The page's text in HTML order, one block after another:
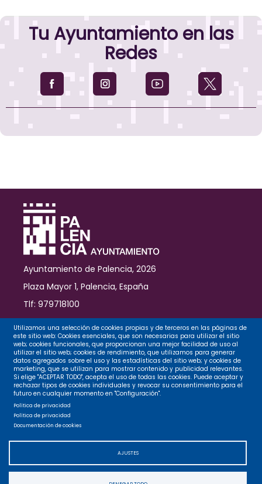
Tu Ayuntamiento en las
Redes
Ayuntamiento de Palencia, 2026
Plaza Mayor 1, Palencia, España
Tlf: 979718100
Contacto
Legal
Privacidad
Accesibilidad
Utilizamos una selección de cookies propias y de terceros en las páginas de
este sitio web: Cookies esenciales, que son necesarias para utilizar el sitio
web; cookies funcionales, que proporcionan una mejor facilidad de uso al
utilizar el sitio web; cookies de rendimiento, que utilizamos para generar
datos agregados sobre el uso y las estadísticas del sitio web; y cookies de
marketing, que se utilizan para mostrar contenido y publicidad relevantes.
Si elige "ACEPTAR TODO", acepta el uso de todas las cookies. Puede aceptar y
rechazar tipos de cookies individuales y revocar su consentimiento para el
futuro en cualquier momento en "Configuración".
Política de privacidad
Política de privacidad
Documentación de cookies
AJUSTES